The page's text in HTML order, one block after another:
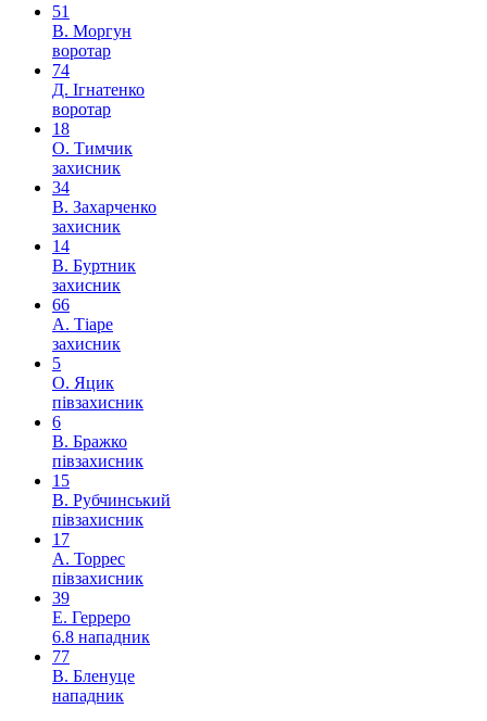
51
В. Моргун
воротар
74
Д. Ігнатенко
воротар
18
О. Тимчик
захисник
34
В. Захарченко
захисник
14
В. Буртник
захисник
66
А. Тіаре
захисник
5
О. Яцик
півзахисник
6
В. Бражко
півзахисник
15
В. Рубчинський
півзахисник
17
А. Торрес
півзахисник
39
Е. Герреро
6.8 нападник
77
В. Бленуце
нападник